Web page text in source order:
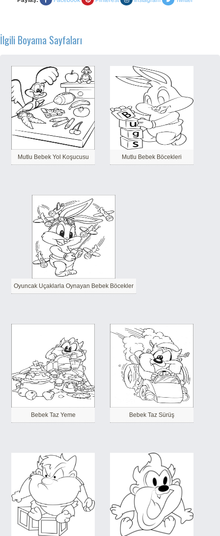
İlgili Boyama Sayfaları
Mutlu Bebek Yol Koşucusu Mutlu Bebek Böcekleri
Oyuncak Uçaklarla Oynayan Bebek Böcekler
Bebek Taz Yeme Bebek Taz Sürüş